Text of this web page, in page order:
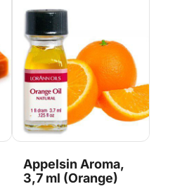
lignende til at dosere med.
Gluten og sukkerfri.
Appelsin Aroma,
3,7 ml (Orange)